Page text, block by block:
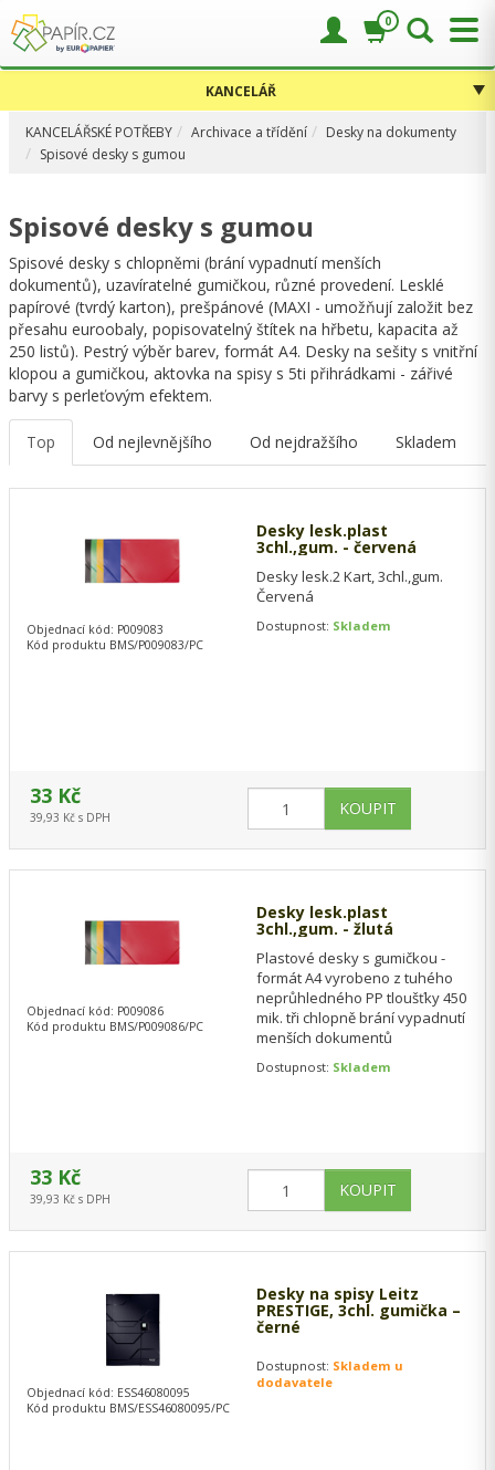
KANCELÁŘ
KANCELÁŘSKÉ POTŘEBY Archivace a třídění
Desky na dokumenty
Spisové desky s gumou
Spisové desky s gumou
Spisové desky s chlopněmi (brání vypadnutí menších
dokumentů), uzavíratelné gumičkou, různé provedení. Lesklé
papírové (tvrdý karton), prešpánové (MAXI - umožňují založit bez
přesahu euroobaly, popisovatelný štítek na hřbetu, kapacita až
250 listů). Pestrý výběr barev, formát A4. Desky na sešity s vnitřní
klopou a gumičkou, aktovka na spisy s 5ti přihrádkami - zářivé
barvy s perleťovým efektem.
Top Od nejlevnějšího Od nejdražšího Skladem
Desky lesk.plast
3chl.,gum. - červená
Desky lesk.2 Kart, 3chl.,gum.
Červená
Dostupnost: Skladem
Objednací kód: P009083
Kód produktu BMS/P009083/PC
33 Kč
39,93 Kč s DPH
Desky lesk.plast
3chl.,gum. - žlutá
Plastové desky s gumičkou -
formát A4 vyrobeno z tuhého
neprůhledného PP tloušťky 450
mik. tři chlopně brání vypadnutí
menších dokumentů
Dostupnost: Skladem
Objednací kód: P009086
Kód produktu BMS/P009086/PC
33 Kč
39,93 Kč s DPH
Desky na spisy Leitz
PRESTIGE, 3chl. gumička –
černé
Dostupnost: Skladem u
dodavatele
Objednací kód: ESS46080095
Kód produktu BMS/ESS46080095/PC
0